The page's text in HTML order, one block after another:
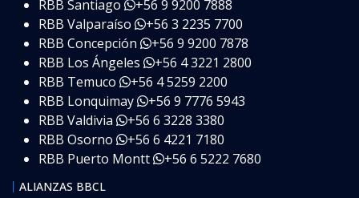
RBB Santiago
+56 9 9200 7888
RBB Valparaíso
+56 3 2235 7700
RBB Concepción
+56 9 9200 7878
RBB Los Ángeles
+56 4 3221 2800
RBB Temuco
+56 4 5259 2200
RBB Lonquimay
+56 9 7776 5943
RBB Valdivia
+56 6 3228 3380
RBB Osorno
+56 6 4221 7180
RBB Puerto Montt
+56 6 5222 7680
ALIANZAS BBCL